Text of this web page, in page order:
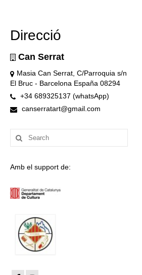
Direcció
Can Serrat
Masia Can Serrat, C/Parroquia s/n
El Bruc - Barcelona España 08294
+34 689325137 (whatsApp)
canserratart@gmail.com
Search
for:
Amb el support de: